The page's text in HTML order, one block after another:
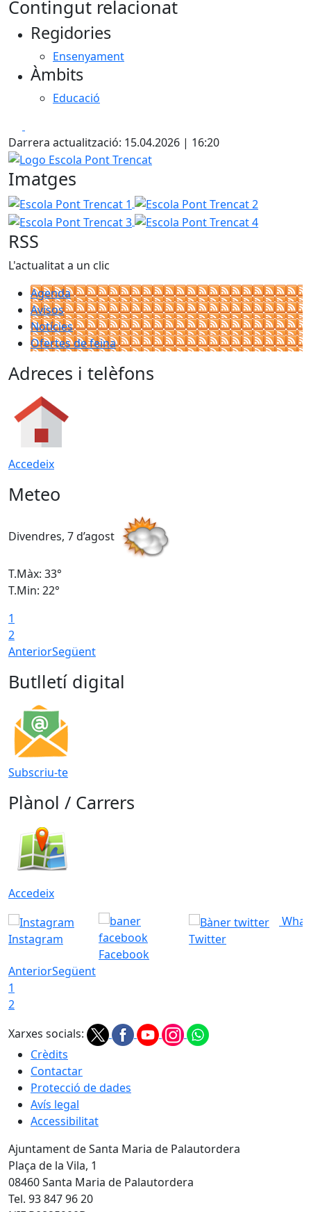
+
Contingut relacionat
Regidories
Ensenyament
Àmbits
Educació
Darrera actualització: 15.04.2026 | 16:20
Logo Escola Pont Trencat
Imatges
Escola Pont Trencat 1 Escola Pont Trencat 2
Escola Pont Trencat 4
RSS
L'actualitat a un clic
Agenda
Avisos
Notícies
Ofertes de feina
Adreces i telèfons
Accedeix
Meteo
Divendres, 7 d’agost
T.Màx: 33°
T.Min: 22°
1
2
AnteriorSegüent
Butlletí digital
Subscriu-te
Plànol / Carrers
Accedeix
Instagram
Facebook
Twitter
AnteriorSegüent
1
2
Xarxes socials:
Crèdits
Contactar
Protecció de dades
Avís legal
Accessibilitat
Ajuntament de Santa Maria de Palautordera
Plaça de la Vila, 1
08460 Santa Maria de Palautordera
Tel. 93 847 96 20